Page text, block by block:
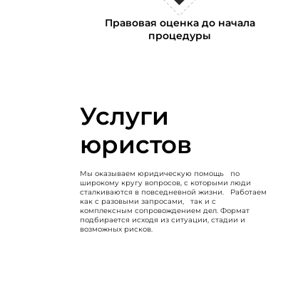
Правовая оценка до начала
процедуры
Услуги
юристов
Мы оказываем юридическую помощь по
широкому кругу вопросов, с которыми люди
сталкиваются в повседневной жизни. Работаем
как с разовыми запросами, так и с
комплексным сопровождением дел. Формат
подбирается исходя из ситуации, стадии и
возможных рисков.